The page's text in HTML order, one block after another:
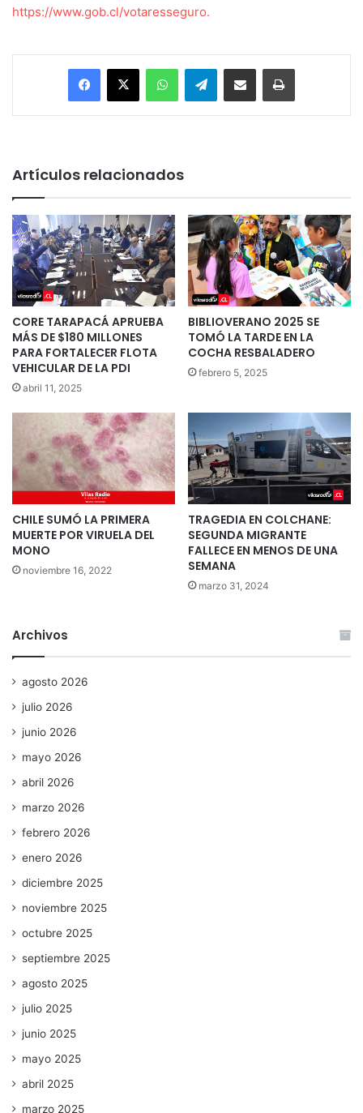
https://www.gob.cl/votaresseguro.
Facebook
X WhatsAppTelegramEnviar vía email Imprimir
Artículos relacionados
CORE TARAPACÁ APRUEBA
MÁS DE $180 MILLONES
PARA FORTALECER FLOTA
VEHICULAR DE LA PDI
abril 11, 2025
BIBLIOVERANO 2025 SE
TOMÓ LA TARDE EN LA
COCHA RESBALADERO
febrero 5, 2025
CHILE SUMÓ LA PRIMERA
MUERTE POR VIRUELA DEL
MONO
noviembre 16, 2022
TRAGEDIA EN COLCHANE:
SEGUNDA MIGRANTE
FALLECE EN MENOS DE UNA
SEMANA
marzo 31, 2024
Archivos
agosto 2026
julio 2026
junio 2026
mayo 2026
abril 2026
marzo 2026
febrero 2026
enero 2026
diciembre 2025
noviembre 2025
octubre 2025
septiembre 2025
agosto 2025
julio 2025
junio 2025
mayo 2025
abril 2025
marzo 2025